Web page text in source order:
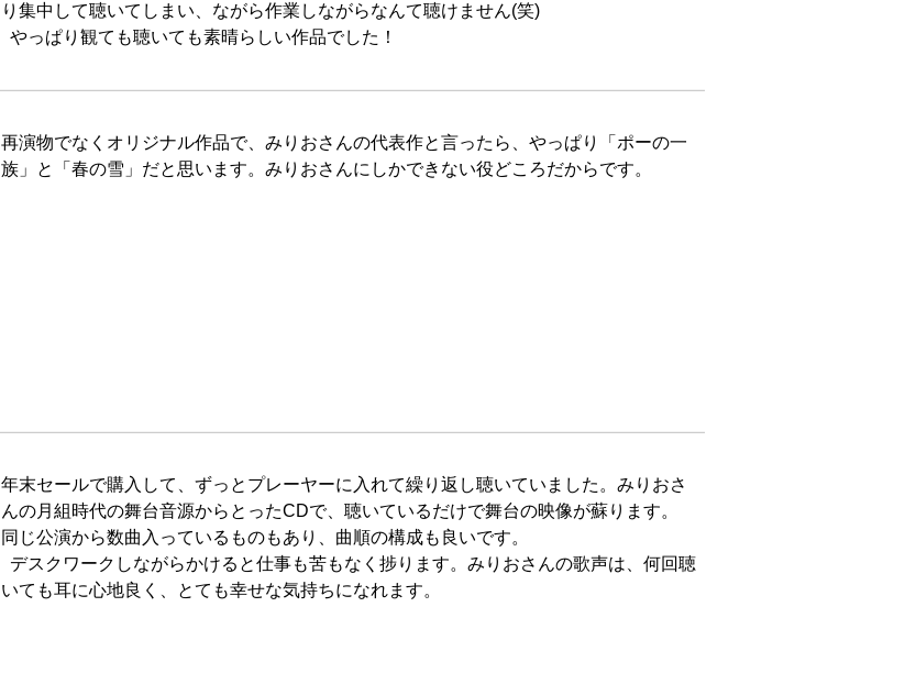
り集中して聴いてしまい、ながら作業しながらなんて聴けません(笑)
  やっぱり観ても聴いても素晴らしい作品でした！
再演物でなくオリジナル作品で、みりおさんの代表作と言ったら、やっぱり「ポーの一
族」と「春の雪」だと思います。みりおさんにしかできない役どころだからです。
年末セールで購入して、ずっとプレーヤーに入れて繰り返し聴いていました。みりおさ
んの月組時代の舞台音源からとったCDで、聴いているだけで舞台の映像が蘇ります。
同じ公演から数曲入っているものもあり、曲順の構成も良いです。